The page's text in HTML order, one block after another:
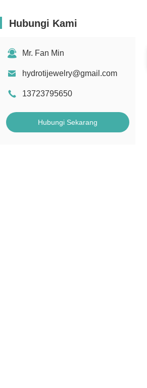
Hubungi Kami
Mr. Fan Min
hydrotijewelry@gmail.com
13723795650
Hubungi Sekarang